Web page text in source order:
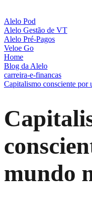
Alelo Pod
Alelo Gestão de VT
Alelo Pré-Pagos
Veloe Go
Home
Blog da Alelo
carreira-e-financas
Capitalismo consciente por
mundo